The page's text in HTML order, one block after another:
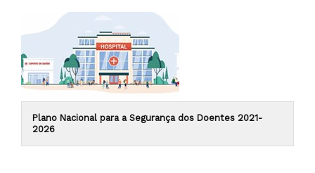
Plano Nacional para a Segurança dos Doentes 2021-
2026